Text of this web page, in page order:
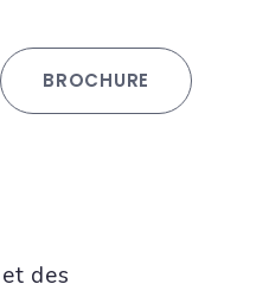
BROCHURE
des